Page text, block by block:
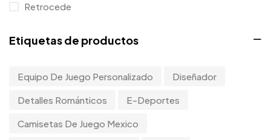
Uncategorized
Uncategorized
Mujeres
Retrocede
Etiquetas de productos
Equipo De Juego Personalizado Diseñador
Detalles Románticos E-Deportes
Camisetas De Juego Mexico